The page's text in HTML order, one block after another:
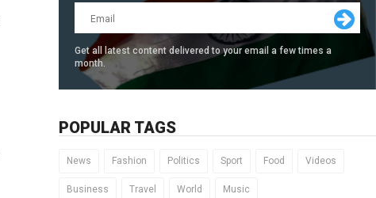
Get all latest content delivered to your email a few times a
month.
POPULAR TAGS
News Fashion Politics Sport Food Videos
Business Travel World Music